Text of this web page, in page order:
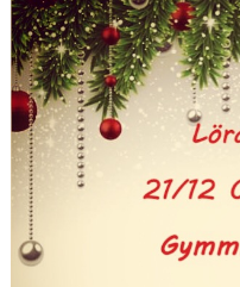
KALENDER
DOKUMENT